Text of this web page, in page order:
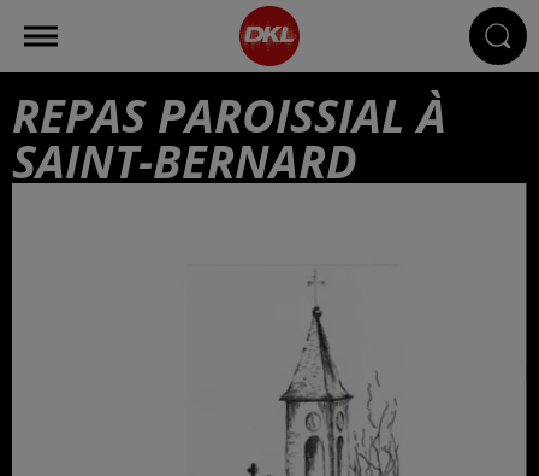
REPAS PAROISSIAL À
SAINT-BERNARD